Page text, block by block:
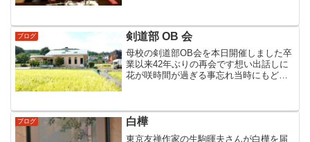
演奏がプレゼント...
ブログ 剣道部 OB 会
母校の剣道部OB会を本日開催しました卒
業以来42年ぶりの再会です想い出話しに
花が咲時間が過ぎる事忘れ当時にもどり
ブログ 白樺
東京友禅作家の生駒暉夫さんが白樺を届